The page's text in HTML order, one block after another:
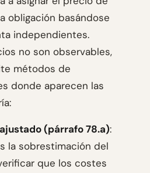
obligación basándose
independientes.
no son observables,
métodos de
donde aparecen las
(párrafo 78.a):
la sobrestimación del
que los costes